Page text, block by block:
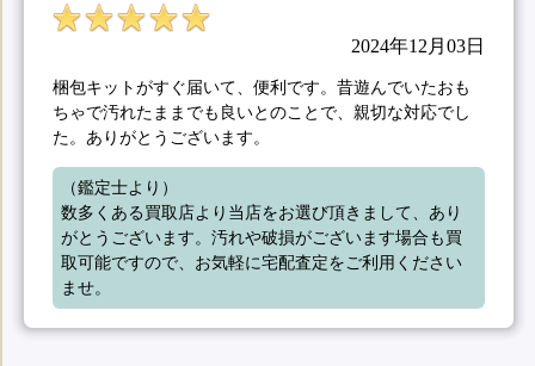
2024年12月03日
梱包キットがすぐ届いて、便利です。昔遊んでいたおも
ちゃで汚れたままでも良いとのことで、親切な対応でし
た。ありがとうございます。
（鑑定士より）
数多くある買取店より当店をお選び頂きまして、あり
がとうございます。汚れや破損がございます場合も買
取可能ですので、お気軽に宅配査定をご利用ください
ませ。